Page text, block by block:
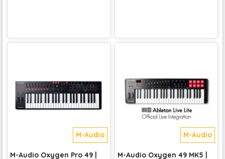
M-Audio
M-Audio Oxygen Pro 49 |
M-Audio
M-Audio Oxygen 49 MK5 |